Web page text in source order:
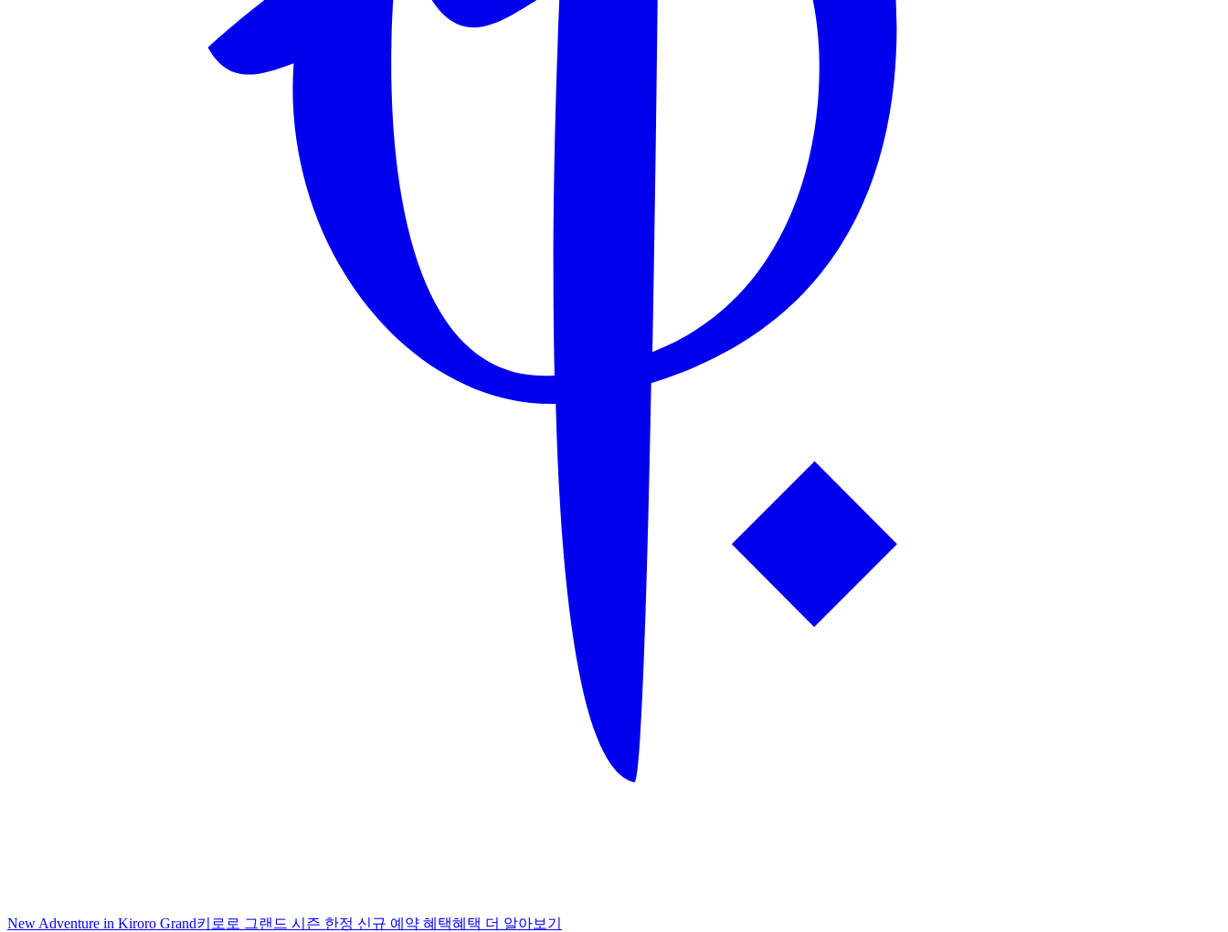
New Adventure in Kiroro Grand키로로 그랜드 시즌 한정 신규 예약 혜택혜 택 더 알아보기